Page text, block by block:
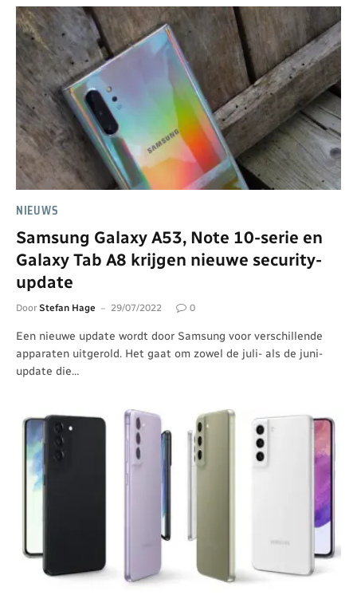
NIEUWS
Samsung Galaxy A53, Note 10-serie en
Galaxy Tab A8 krijgen nieuwe security-
update
Door Stefan Hage 29/07/2022 0
Een nieuwe update wordt door Samsung voor verschillende
apparaten uitgerold. Het gaat om zowel de juli- als de juni-
update die…